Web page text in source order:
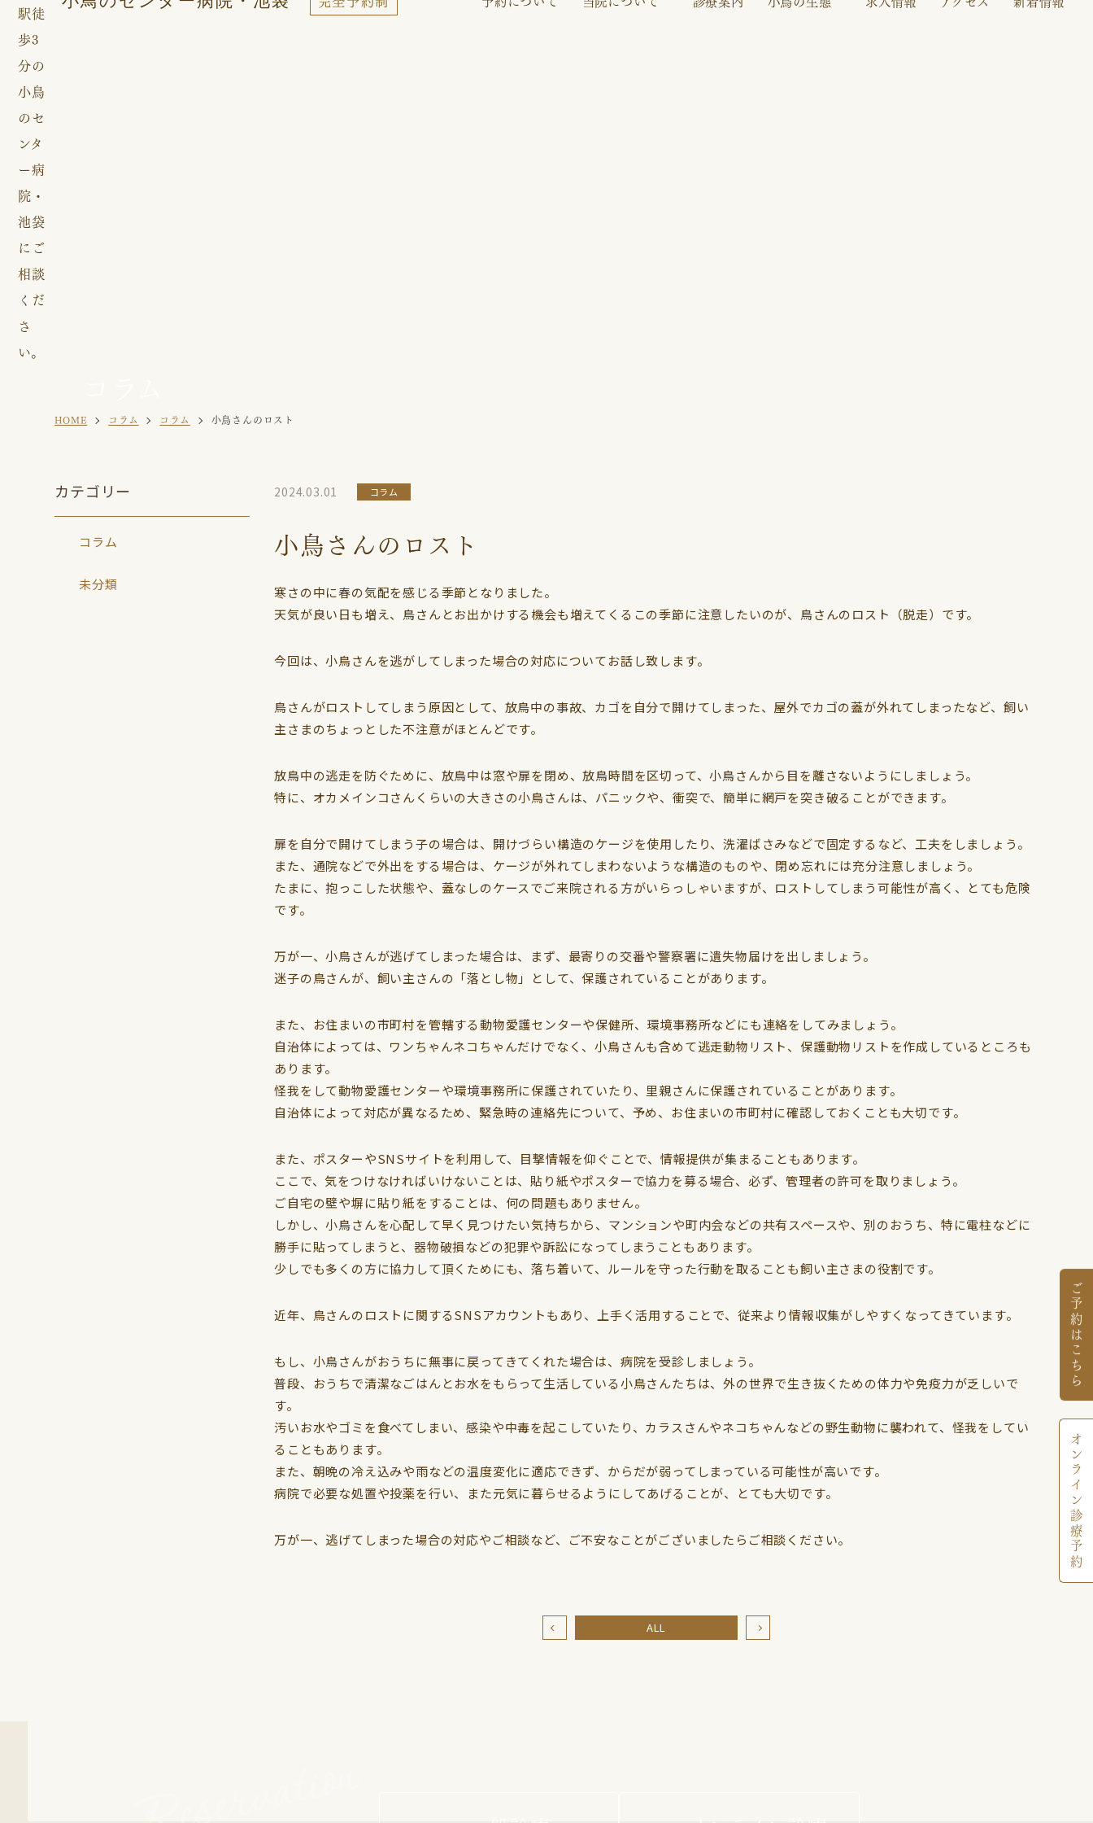
ご予約はこちら
オンライン診療予約
HOME コラム コラム 小鳥さんのロスト
カテゴリー
コラム
未分類
2024.03.01 コラム
小鳥さんのロスト
寒さの中に春の気配を感じる季節となりました。
天気が良い日も増え、鳥さんとお出かけする機会も増えてくるこの季節に注意したいのが、鳥さんのロスト（脱走）です。
今回は、小鳥さんを逃がしてしまった場合の対応についてお話し致します。
鳥さんがロストしてしまう原因として、放鳥中の事故、カゴを自分で開けてしまった、屋外でカゴの蓋が外れてしまったなど、飼い
主さまのちょっとした不注意がほとんどです。
放鳥中の逃走を防ぐために、放鳥中は窓や扉を閉め、放鳥時間を区切って、小鳥さんから目を離さないようにしましょう。
特に、オカメインコさんくらいの大きさの小鳥さんは、パニックや、衝突で、簡単に網戸を突き破ることができます。
扉を自分で開けてしまう子の場合は、開けづらい構造のケージを使用したり、洗濯ばさみなどで固定するなど、工夫をしましょう。
また、通院などで外出をする場合は、ケージが外れてしまわないような構造のものや、閉め忘れには充分注意しましょう。
たまに、抱っこした状態や、蓋なしのケースでご来院される方がいらっしゃいますが、ロストしてしまう可能性が高く、とても危険
です。
万が一、小鳥さんが逃げてしまった場合は、まず、最寄りの交番や警察署に遺失物届けを出しましょう。
迷子の鳥さんが、飼い主さんの「落とし物」として、保護されていることがあります。
また、お住まいの市町村を管轄する動物愛護センターや保健所、環境事務所などにも連絡をしてみましょう。
自治体によっては、ワンちゃんネコちゃんだけでなく、小鳥さんも含めて逃走動物リスト、保護動物リストを作成しているところも
あります。
怪我をして動物愛護センターや環境事務所に保護されていたり、里親さんに保護されていることがあります。
自治体によって対応が異なるため、緊急時の連絡先について、予め、お住まいの市町村に確認しておくことも大切です。
また、ポスターやSNSサイトを利用して、目撃情報を仰ぐことで、情報提供が集まることもあります。
ここで、気をつけなければいけないことは、貼り紙やポスターで協力を募る場合、必ず、管理者の許可を取りましょう。
ご自宅の壁や塀に貼り紙をすることは、何の問題もありません。
しかし、小鳥さんを心配して早く見つけたい気持ちから、マンションや町内会などの共有スペースや、別のおうち、特に電柱などに
勝手に貼ってしまうと、器物破損などの犯罪や訴訟になってしまうこともあります。
少しでも多くの方に協力して頂くためにも、落ち着いて、ルールを守った行動を取ることも飼い主さまの役割です。
近年、鳥さんのロストに関するSNSアカウントもあり、上手く活用することで、従来より情報収集がしやすくなってきています。
もし、小鳥さんがおうちに無事に戻ってきてくれた場合は、病院を受診しましょう。
普段、おうちで清潔なごはんとお水をもらって生活している小鳥さんたちは、外の世界で生き抜くための体力や免疫力が乏しいで
す。
汚いお水やゴミを食べてしまい、感染や中毒を起こしていたり、カラスさんやネコちゃんなどの野生動物に襲われて、怪我をしてい
ることもあります。
また、朝晩の冷え込みや雨などの温度変化に適応できず、からだが弱ってしまっている可能性が高いです。
病院で必要な処置や投薬を行い、また元気に暮らせるようにしてあげることが、とても大切です。
万が一、逃げてしまった場合の対応やご相談など、ご不安なことがございましたらご相談ください。
ALL